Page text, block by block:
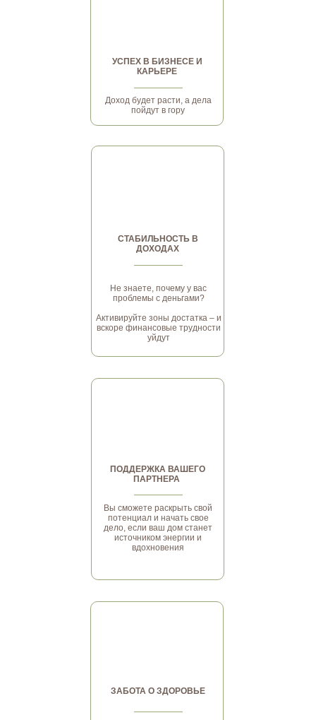
Вы сможете раскрыть свой
потенциал и начать свое
дело, если ваш дом станет
источником энергии и
вдохновения
ПОДДЕРЖКА ВАШЕГО
ПАРТНЕРА
ЗАБОТА О ЗДОРОВЬЕ
Доход будет расти, а дела
пойдут в гору
УСПЕХ В БИЗНЕСЕ И
КАРЬЕРЕ
Не знаете, почему у вас
проблемы с деньгами?
Активируйте зоны достатка – и
вскоре финансовые трудности
уйдут
СТАБИЛЬНОСТЬ В
ДОХОДАХ